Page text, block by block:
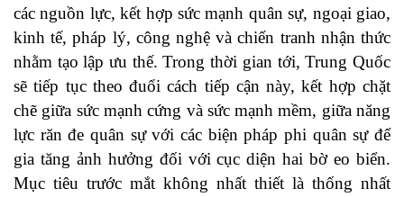
các nguồn lực, kết hợp sức mạnh quân sự, ngoại giao,
kinh tế, pháp lý, công nghệ và chiến tranh nhận thức
nhằm tạo lập ưu thế. Trong thời gian tới, Trung Quốc
sẽ tiếp tục theo đuổi cách tiếp cận này, kết hợp chặt
chẽ giữa sức mạnh cứng và sức mạnh mềm, giữa năng
lực răn đe quân sự với các biện pháp phi quân sự để
gia tăng ảnh hưởng đối với cục diện hai bờ eo biển.
Mục tiêu trước mắt không nhất thiết là thống nhất